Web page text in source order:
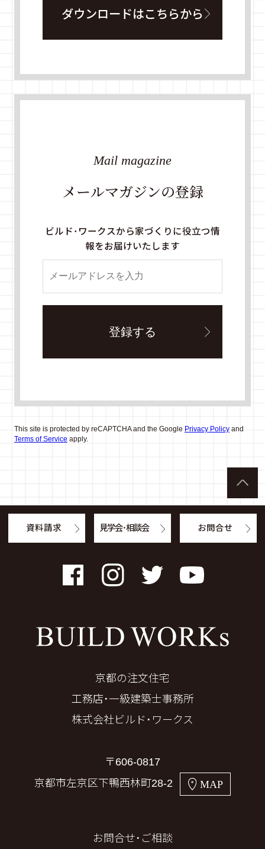
ダウンロードはこちらから
メールマガジンの登録
Mail magazine
ビルド・ワークスから家づくりに役立つ情
報をお届けいたします
This site is protected by reCAPTCHA and the Google Privacy Policyand
Terms of Service apply.
FacebookInstagramTwitter YouTube
京都の注文住宅
工務店・一級建築士事務所
株式会社ビルド・ワークス
〒606-0817
京都市左京区下鴨西林町28-2
MAP
お問合せ・ご相談
資料請求 見学会・相談会 お問合せ